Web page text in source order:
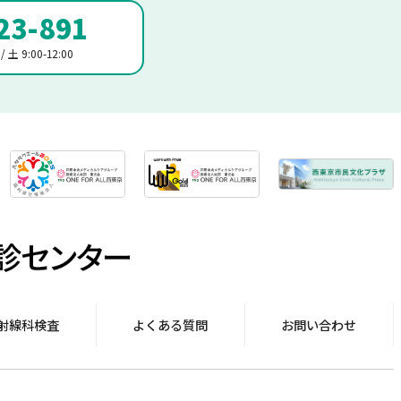
891
土 9:00-12:00
線科検査 よくある質問 お問い合わせ